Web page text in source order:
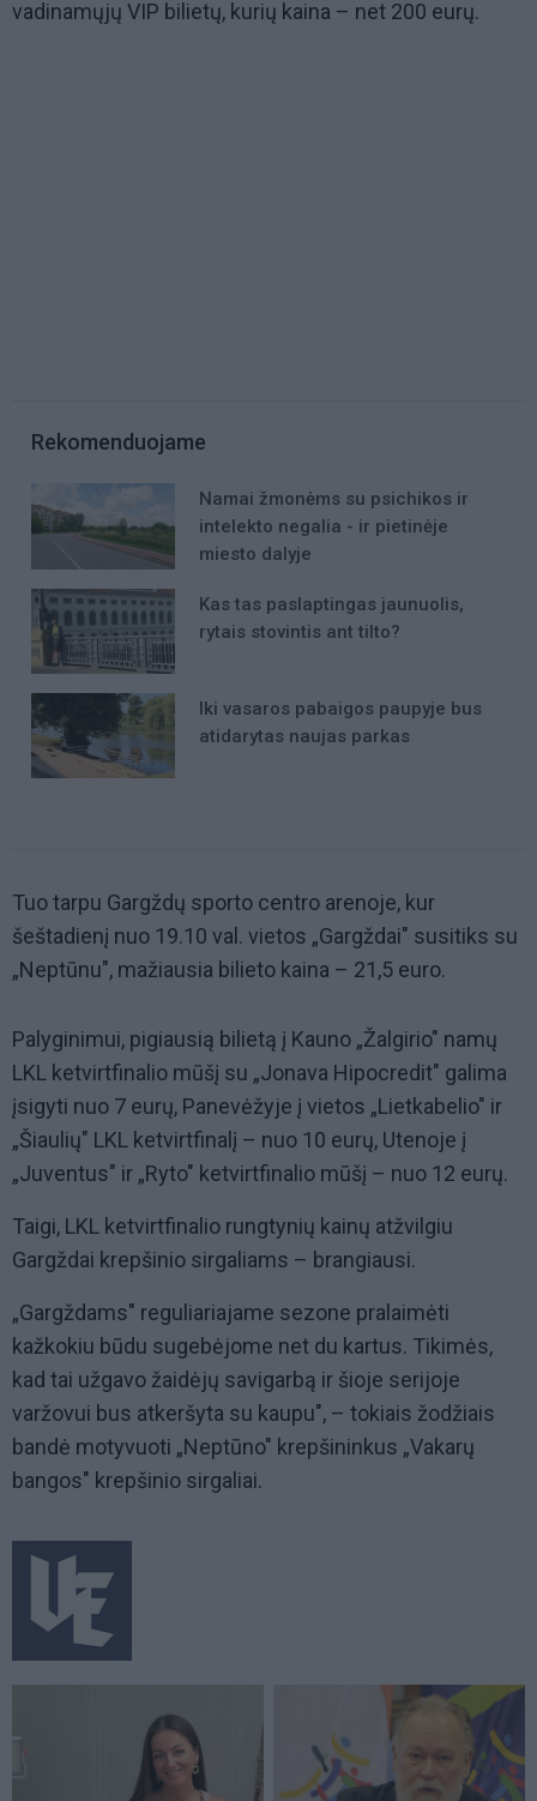
vadinamųjų VIP bilietų, kurių kaina – net 200 eurų.
Rekomenduojame
Namai žmonėms su psichikos ir
intelekto negalia - ir pietinėje
miesto dalyje
Kas tas paslaptingas jaunuolis,
rytais stovintis ant tilto?
Iki vasaros pabaigos paupyje bus
atidarytas naujas parkas
Tuo tarpu Gargždų sporto centro arenoje, kur
šeštadienį nuo 19.10 val. vietos „Gargždai" susitiks su
„Neptūnu", mažiausia bilieto kaina – 21,5 euro.
Palyginimui, pigiausią bilietą į Kauno „Žalgirio" namų
LKL ketvirtfinalio mūšį su „Jonava Hipocredit" galima
įsigyti nuo 7 eurų, Panevėžyje į vietos „Lietkabelio" ir
„Šiaulių" LKL ketvirtfinalį – nuo 10 eurų, Utenoje į
„Juventus" ir „Ryto" ketvirtfinalio mūšį – nuo 12 eurų.
Taigi, LKL ketvirtfinalio rungtynių kainų atžvilgiu
Gargždai krepšinio sirgaliams – brangiausi.
„Gargždams" reguliariajame sezone pralaimėti
kažkokiu būdu sugebėjome net du kartus. Tikimės,
kad tai užgavo žaidėjų savigarbą ir šioje serijoje
varžovui bus atkeršyta su kaupu", – tokiais žodžiais
bandė motyvuoti „Neptūno" krepšininkus „Vakarų
bangos" krepšinio sirgaliai.